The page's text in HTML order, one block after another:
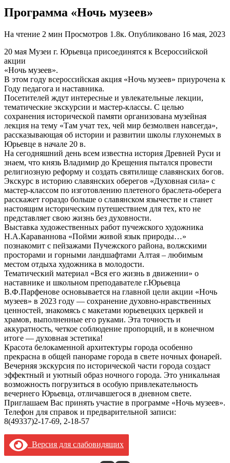
Программа «Ночь музеев»
На чтение 2 мин Просмотров 1.8к. Опубликовано 16 мая, 2023
20 мая Музеи г. Юрьевца присоединятся к Всероссийской
акции
«Ночь музеев».
В этом году всероссийская акция «Ночь музеев» приурочена к
Году педагога и наставника.
Посетителей ждут интересные и увлекательные лекции,
тематические экскурсии и мастер-классы. С целью
сохранения исторической памяти организована музейная
лекция на тему «Там учат тех, чей мир безмолвен навсегда»,
рассказывающая об истории и развитии школы глухонемых в
Юрьевце в начале 20 в.
На сегодняшний день всем известна история Древней Руси и
знаем, что князь Владимир до Крещения пытался провести
религиозную реформу и создать святилище славянских богов.
Экскурс в историю славянских оберегов «Духовная сила» с
мастер-классом по изготовлению плетеного браслета-оберега
расскажет гораздо больше о славянском язычестве и станет
настоящим историческим путешествием для тех, кто не
представляет свою жизнь без духовности.
Выставка художественных работ пучежского художника
Н.А.Караваннова «Пойми живой язык природы…»
познакомит с пейзажами Пучежского района, волжскими
просторами и горными ландшафтами Алтая – любимым
местом отдыха художника в молодости.
Тематический материал «Вся его жизнь в движении» о
наставнике и школьном преподавателе г.Юрьевца
В.Ф.Парфенове основывается на главной цели акции «Ночь
музеев» в 2023 году — сохранение духовно-нравственных
ценностей, знакомясь с макетами юрьевецких церквей и
храмов, выполненные его руками. Эта точность и
аккуратность, четкое соблюдение пропорций, и в конечном
итоге — духовная эстетика!
Красота белокаменной архитектуры города особенно
прекрасна в общей панораме города в свете ночных фонарей.
Вечерняя экскурсия по исторической части города создаст
эффектный и уютный образ ночного города. Это уникальная
возможность погрузиться в особую привлекательность
вечернего Юрьевца, отличавшегося в дневном свете.
Приглашаем Вас принять участие в программе «Ночь музеев».
Телефон для справок и предварительной записи:
8(49337)2-17-69, 2-18-57
Версия для слабовидящих